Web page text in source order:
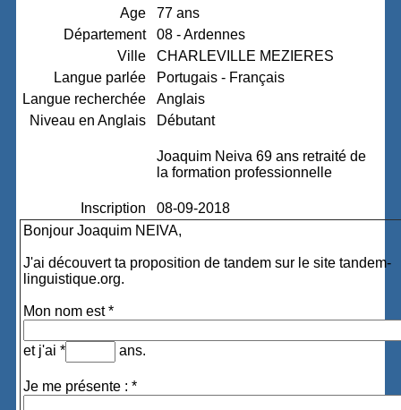
Age
77 ans
Département
08 - Ardennes
Ville
CHARLEVILLE MEZIERES
Langue parlée
Portugais - Français
Langue recherchée
Anglais
Niveau en Anglais
Débutant
Joaquim Neiva 69 ans retraité de
la formation professionnelle
Inscription
08-09-2018
Bonjour Joaquim NEIVA,
J'ai découvert ta proposition de tandem sur le site tandem-
linguistique.org.
Mon nom est *
et j'ai * ans.
Je me présente : *